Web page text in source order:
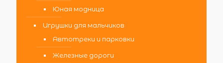
Юная модница
Игрушки для мальчиков
Автотреки и парковки
Железные дороги